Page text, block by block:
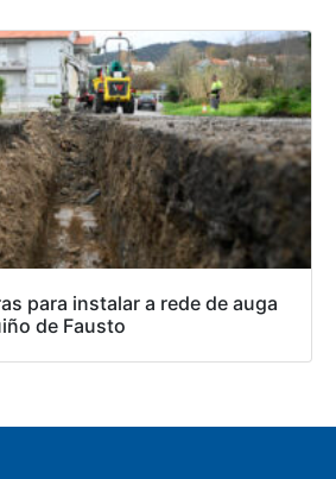
para instalar a rede de auga
de Fausto